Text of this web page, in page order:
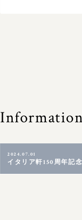
2024.07.01
イタリア軒150周年記